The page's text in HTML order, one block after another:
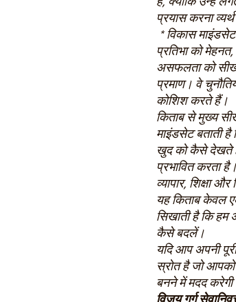
प्रयास करना
* विकास माइंडसेट
प्रतिभा को
असफलता को
प्रमाण। वे
कोशिश करते हैं।
किताब से मुख्य
माइंडसेट बताती है
खुद को कैसे देखते
प्रभावित करता
व्यापार, शिक्षा
यह किताब केवल
सिखाती है कि
कैसे बदलें।
यदि आप अपनी
स्रोत है जो
बनने में मदद
विजय गर्ग